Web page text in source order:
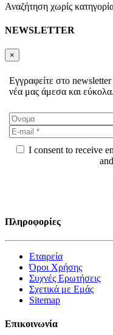
Αναζήτηση χωρίς
NEWSLETTER
×
Εγγραφείτε στο
νέα μας άμεσα και εύκολα.
I consent to receive
Πληροφορίες
Εταιρεία
Όροι Χρήσης
Συχνές Ερωτήσεις
Σχετικά με Εμάς
Sitemap
Επικοινωνία